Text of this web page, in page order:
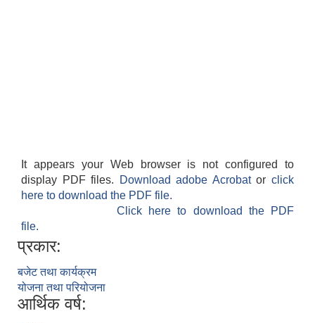
It appears your Web browser is not configured to
display PDF files.
Download adobe Acrobatorclick
here to download the PDF file.
Click here to download the PDF
file.
प्रकार:
बजेट तथा कार्यक्रम
योजना तथा परियोजना
आर्थिक वर्ष: